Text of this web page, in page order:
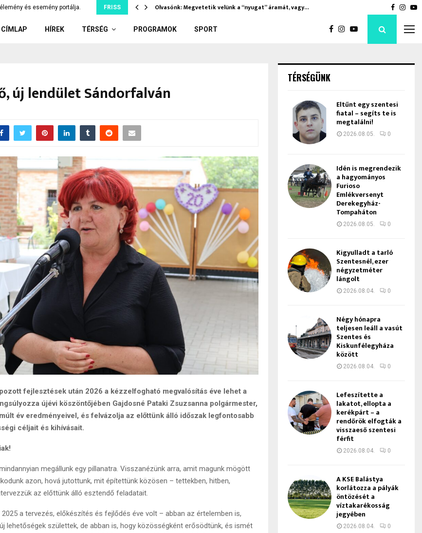
és esemény portálja. FRISS
te… Olvasónk: Megvetetik velünk a “nyugat” áramát, vagy… Soha
CÍMLAP HÍREK TÉRSÉG PROGRAMOK SPORT
új lendület Sándorfalván
fejlesztések után 2026 a kézzelfogható megvalósítás éve lehet a
újévi köszöntőjében Gajdosné Pataki Zsuzsanna polgármester,
év eredményeivel, és felvázolja az előttünk álló időszak legfontosabb
céljait és kihívásait.
megállunk egy pillanatra. Visszanézünk arra, amit magunk mögött
azon, hová jutottunk, mit építettünk közösen – tettekben, hitben,
az előttünk álló esztendő feladatait.
a tervezés, előkészítés és fejlődés éve volt – abban az értelemben is,
lehetőségek születtek, de abban is, hogy közösségként erősödtünk, és ismét
TÉRSÉGÜNK
Eltűnt egy szentesi
fiatal – segíts te is
megtalálni!
2026.08.05. 0
Idén is megrendezik
a hagyományos
Furioso
Emlékversenyt
Derekegyház-
Tompaháton
2026.08.05. 0
Kigyulladt a tarló
Szentesnél, ezer
négyzetméter
lángolt
2026.08.04. 0
Négy hónapra
teljesen leáll a vasút
Szentes és
Kiskunfélegyháza
között
2026.08.04. 0
Lefeszítette a
lakatot, ellopta a
kerékpárt – a
rendőrök elfogták a
visszaeső szentesi
férfit
2026.08.04. 0
A KSE Balástya
korlátozza a pályák
öntözését a
víztakarékosság
jegyében
2026.08.04. 0